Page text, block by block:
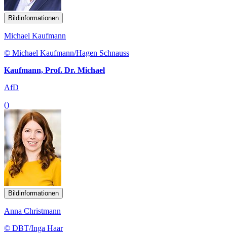
Bildinformationen
Michael Kaufmann
© Michael Kaufmann/Hagen Schnauss
Kaufmann, Prof. Dr. Michael
AfD
()
Bildinformationen
Anna Christmann
© DBT/Inga Haar